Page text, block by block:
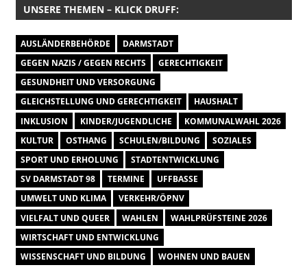
UNSERE THEMEN – KLICK DRUFF:
AUSLÄNDERBEHÖRDE
DARMSTADT
GEGEN NAZIS / GEGEN RECHTS
GERECHTIGKEIT
GESUNDHEIT UND VERSORGUNG
GLEICHSTELLUNG UND GERECHTIGKEIT
HAUSHALT
INKLUSION
KINDER/JUGENDLICHE
KOMMUNALWAHL 2026
KULTUR
OSTHANG SCHULEN/BILDUNG
SOZIALES
SPORT UND ERHOLUNG
STADTENTWICKLUNG
SV DARMSTADT 98
TERMINE
UFFBASSE
UMWELT UND KLIMA
VERKEHR/ÖPNV
VIELFALT UND QUEER
WAHLEN
WAHLPRÜFSTEINE 2026
WIRTSCHAFT UND ENTWICKLUNG
WISSENSCHAFT UND BILDUNG
WOHNEN UND BAUEN